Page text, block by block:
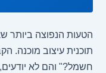
הטעות הנפוצה ביותר
תוכנית עיצוב מוכנה.
חשמל?" והם לא